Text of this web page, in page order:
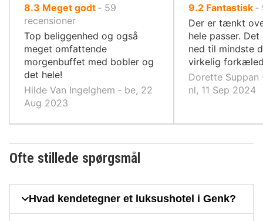
8.3 ud
af
10,
Meget godt ‐ 59
recensioner
Top beliggenhed og også
meget omfattende
morgenbuffet med bobler og
det hele!
Hilde Van Ingelghem ‐ be, 22
Aug 2023
9.2 ud
af
10,
Fantastisk ‐
Der er tænkt
hele passer.
ned til mindste
virkelig
Dorette Suppan
nl, 11 Sep 2024
Ofte stillede spørgsmål
Hvad kendetegner et luksushotel i Genk?